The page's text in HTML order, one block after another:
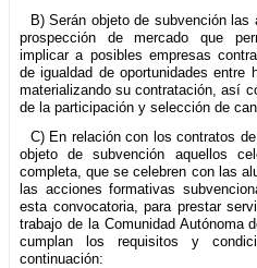
B) Serán objeto de subvención las
prospección de mercado que
implicar a posibles empresas
de igualdad de oportunidades entre
materializando su contratación, así
de la participación y selección de
C) En relación con los contratos
objeto de subvención aquellos
completa, que se celebren con las
las acciones formativas
esta convocatoria, para prestar
trabajo de la Comunidad Autónoma
cumplan los requisitos y
continuación: